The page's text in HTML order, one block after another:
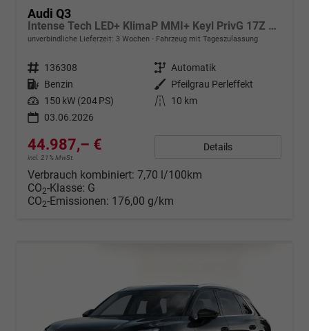
Audi Q3
Intense Tech LED+ KlimaP MMI+ Keyl PrivG 17Z eHK PDC
unverbindliche Lieferzeit: 3 Wochen Fahrzeug mit Tageszulassung
Fahrzeugnr. 136308 Getriebe Automatik
Kraftstoff Benzin Außenfarbe Pfeilgrau Perleffekt
Leistung 150 kW (204 PS) Kilometerstand
10 km
03.06.2026
44.987,– €
incl. 21% MwSt.
Details
Verbrauch kombiniert: 7,70 l/100km
CO2-Klasse: G
CO2-Emissionen: 176,00 g/km